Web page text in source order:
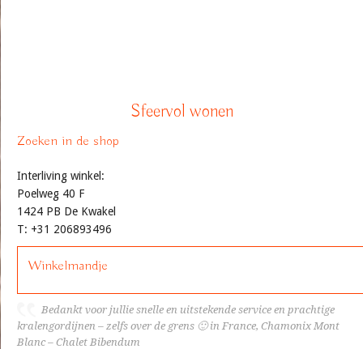
Sfeervol wonen
Zoeken in de shop
Interliving winkel:
Poelweg 40 F
1424 PB De Kwakel
T: +31 206893496
Winkelmandje
Bedankt voor jullie snelle en uitstekende service en prachtige
kralengordijnen – zelfs over de grens 🙂 in France, Chamonix Mont
Blanc – Chalet Bibendum